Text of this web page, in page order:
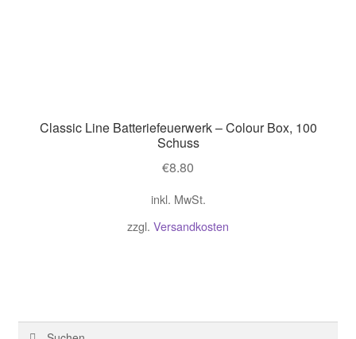
Classic Line Batteriefeuerwerk – Colour Box, 100
Schuss
€8.80
inkl. MwSt.
zzgl. Versandkosten
Suchen